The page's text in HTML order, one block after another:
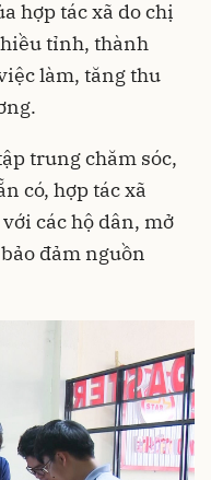
hợp tác xã do chị
tỉnh, thành
làm, tăng thu
trung chăm sóc,
có, hợp tác xã
các hộ dân, mở
đảm nguồn